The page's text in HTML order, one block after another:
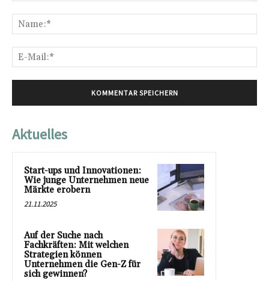
Aktuelles
Start-ups und Innovationen:
Wie junge Unternehmen neue
Märkte erobern
21.11.2025
Auf der Suche nach
Fachkräften: Mit welchen
Strategien können
Unternehmen die Gen-Z für
sich gewinnen?